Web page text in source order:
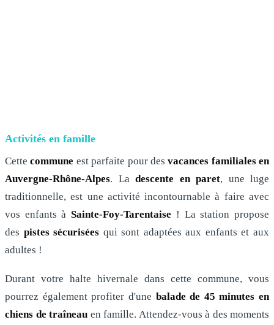
Activités en famille
Cettecommune est parfaite pour desvacances familiales en
Auvergne-Rhône-Alpes. La descente en paret, une luge
traditionnelle, est une activité incontournable à faire avec
vos enfants à Sainte-Foy-Tarentaise ! La station propose
des pistes sécurisées qui sont adaptées aux enfants et aux
adultes !
Durant votre halte hivernale dans cette commune, vous
pourrez également profiter d'une balade de 45 minutes en
chiens de traîneau en famille. Attendez-vous à des moments